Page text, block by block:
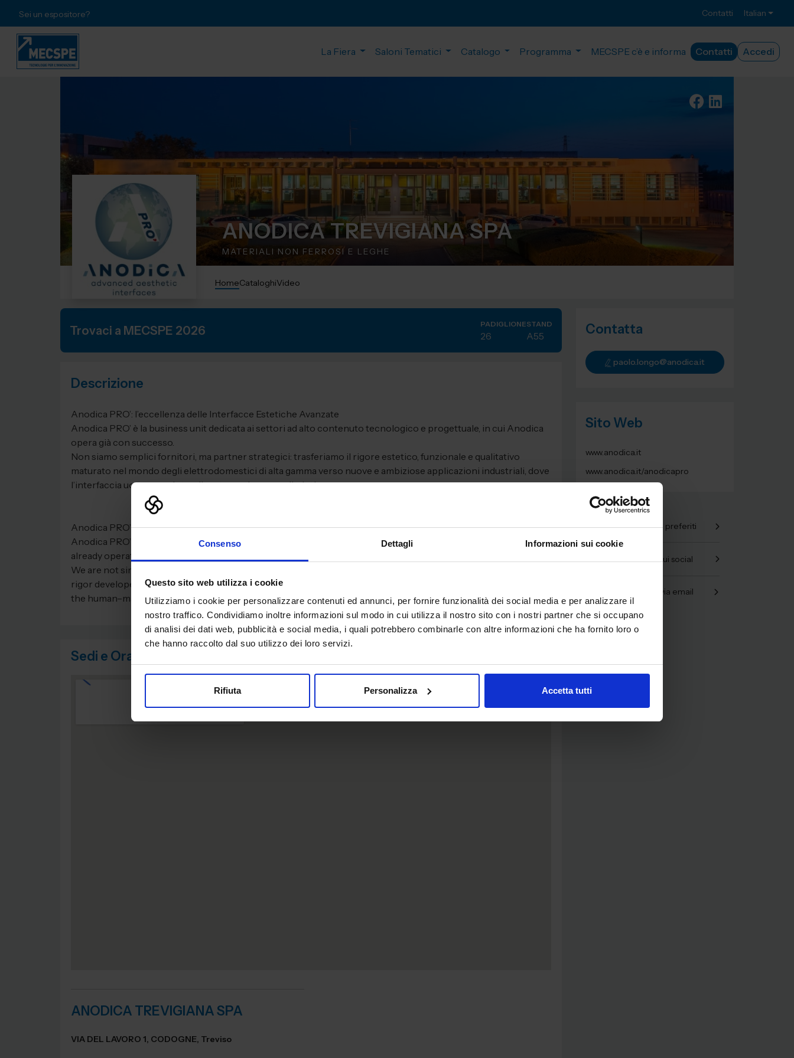
Consenso Dettagli Informazioni sui cookie
Questo sito web utilizza i cookie
Utilizziamo i cookie per personalizzare contenuti ed annunci, per fornire funzionalità dei social media e per analizzare il
nostro traffico. Condividiamo inoltre informazioni sul modo in cui utilizza il nostro sito con i nostri partner che si occupano
di analisi dei dati web, pubblicità e social media, i quali potrebbero combinarle con altre informazioni che ha fornito loro o
che hanno raccolto dal suo utilizzo dei loro servizi.
Rifiuta Personalizza Accetta tutti
Sei un espositore? Contatti Italian
La Fiera Saloni Tematici Catalogo Programma MECSPE c’è e informa Contatti Accedi
ANODICA TREVIGIANA SPA
MATERIALI NON FERROSI E LEGHE
HomeCataloghiVideo
Trovaci a MECSPE 2026 PADIGLIONE
26
STAND
A55
Descrizione
Anodica PRO’: l’eccellenza delle Interfacce Estetiche Avanzate
Anodica PRO’ è la business unit dedicata ai settori ad alto contenuto tecnologico e progettuale, in cui Anodica
opera già con successo.
Non siamo semplici fornitori, ma partner strategici: trasferiamo il rigore estetico, funzionale e qualitativo
maturato nel mondo degli elettrodomestici di alta gamma verso nuove e ambiziose applicazioni industriali, dove
l’interfaccia uomo-prodotto diventa un elemento distintivo.
Anodica PRO’: Excellence in Advanced Aesthetic Interfaces
Anodica PRO’ is the business unit dedicated to highly technological and design-driven sectors, where Anodica
already operates successfully.
We are not simple suppliers, but strategic partners: we transfer the aesthetic, functional and quality-driven
rigor developed in the high-end home appliances sector to new and ambitious industrial applications, where
the human–machine interface becomes a true differentiating factor.
Sedi e Orari
ANODICA TREVIGIANA SPA
VIA DEL LAVORO 1, CODOGNE, Treviso
Contatta
paolo.longo@anodica.it
Sito Web
www.anodica.it
www.anodica.it/anodicapro
Aggiungi ai preferiti
Condividi sui social
Condividi via email